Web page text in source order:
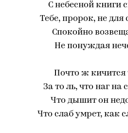
С небесной книги
Тебе, пророк, не для
Спокойно
Не понуждая
Почто ж кичится
За то ль, что наг на
Что дышит он
Что слаб умрет, как